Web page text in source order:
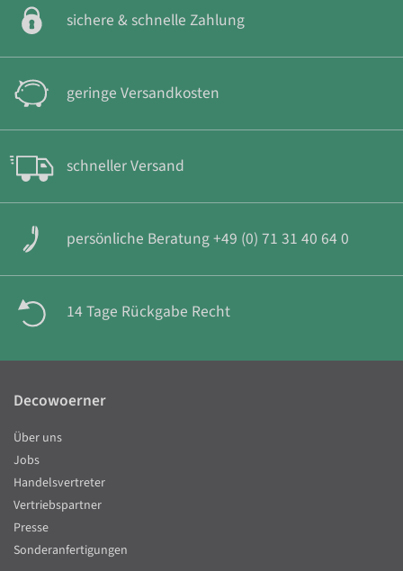
sichere & schnelle Zahlung
geringe Versandkosten
schneller Versand
persönliche Beratung +49 (0) 71 31 40 64 0
14 Tage Rückgabe Recht
Decowoerner
Über uns
Jobs
Handelsvertreter
Vertriebspartner
Presse
Sonderanfertigungen